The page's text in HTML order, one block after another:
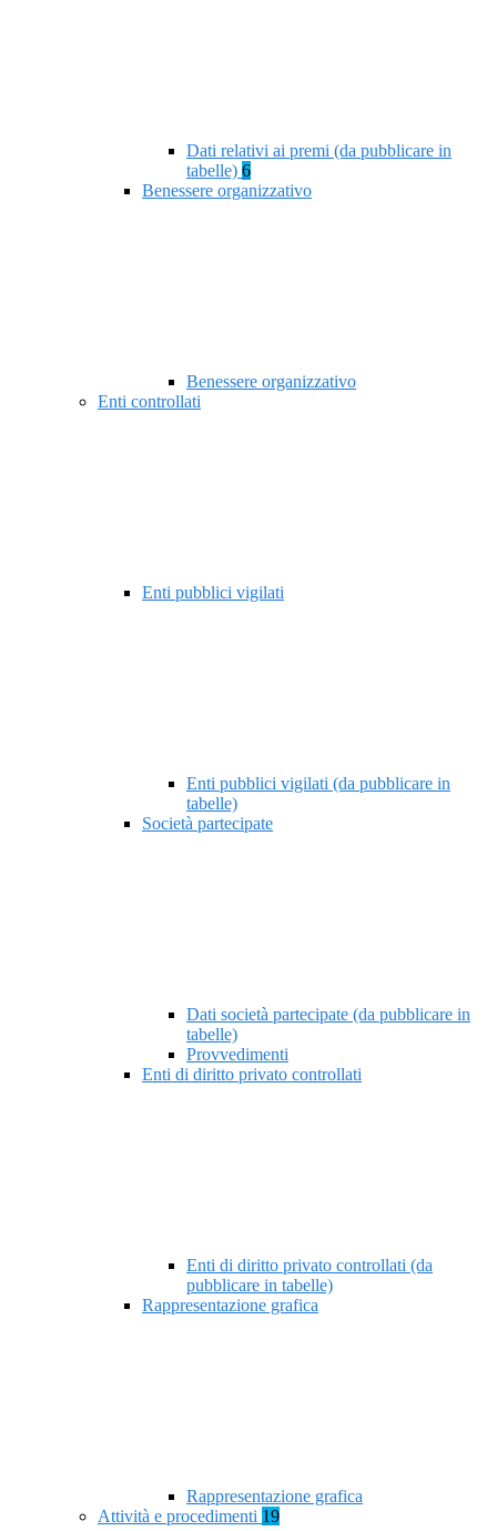
Dati relativi ai premi (da pubblicare in
tabelle) 6
Benessere organizzativo
Benessere organizzativo
Enti controllati
Enti pubblici vigilati
Enti pubblici vigilati (da pubblicare in
tabelle)
Società partecipate
Dati società partecipate (da pubblicare in
tabelle)
Provvedimenti
Enti di diritto privato controllati
Enti di diritto privato controllati (da
pubblicare in tabelle)
Rappresentazione grafica
Rappresentazione grafica
Attività e procedimenti 19